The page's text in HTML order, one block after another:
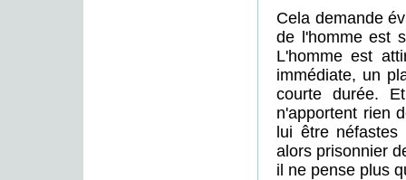
Cela demande
de l'homme est
L'homme est
immédiate, un
courte durée.
n'apportent rien
lui être
alors prisonnier
il ne pense plus